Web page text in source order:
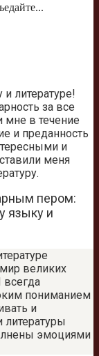
литературе!
за все
мне в течение
и преданность
и
меня
пером:
языку и
великих
всегда
пониманием
и
литературы
эмоциями